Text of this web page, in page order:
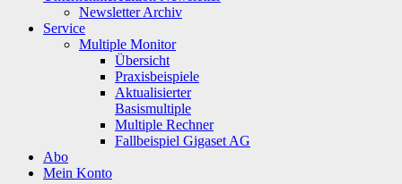
Newsletter Archiv
Service
Multiple Monitor
Übersicht
Praxisbeispiele
Aktualisierter
Basismultiple
Multiple Rechner
Fallbeispiel Gigaset AG
Abo
Mein Konto